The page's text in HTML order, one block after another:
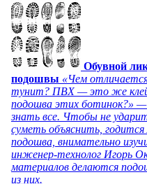
Обувной
подошвы «Чем
тунит? ПВХ — это же
подошва этих ботинок?» —
знать все. Чтобы не
суметь объяснить,
подошва, внимательно
инженер-технолог Игорь
материалов делаются
из них.